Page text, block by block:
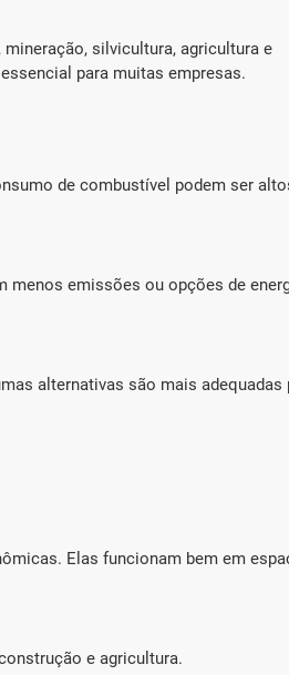
silvicultura, agricultura e
para muitas empresas.
de combustível podem ser
menos emissões ou opções de
alternativas são mais adequadas
Elas funcionam bem em
e agricultura.
EX916 Carregadeira
Distância entre